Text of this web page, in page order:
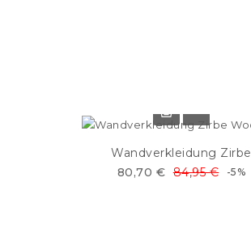
Wandverkleidung Zirbe
80,70 € 84,95 € -5%